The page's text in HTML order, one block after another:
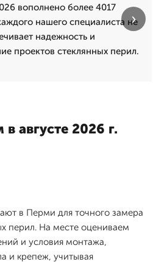
вополнено более 4017
нашего специалиста не
надежность и
проектов стеклянных перил.
›
августе 2026 г.
в Перми для точного замера
перил. На месте оцениваем
и условия монтажа,
и крепеж, учитывая